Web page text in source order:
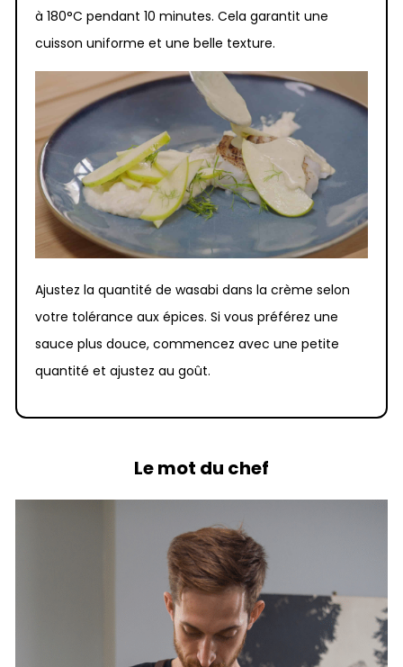
à 180°C pendant 10 minutes. Cela garantit une
cuisson uniforme et une belle texture.
Ajustez la quantité de wasabi dans la crème selon
votre tolérance aux épices. Si vous préférez une
sauce plus douce, commencez avec une petite
quantité et ajustez au goût.
Le mot du chef